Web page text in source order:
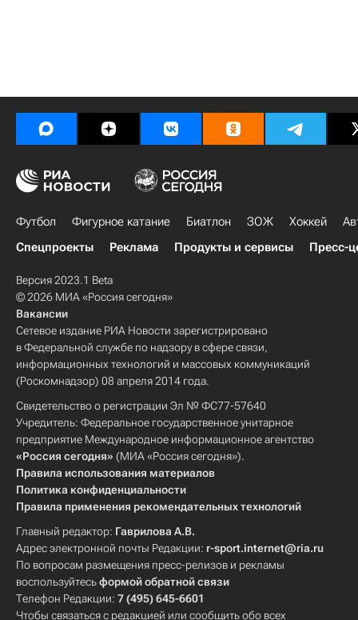
Футбол Фигурное катание Биатлон ЗОЖ Хоккей
Спецпроекты
Реклама Продукты и сервисы Пресс-
Версия 2023.1 Beta
© 2026 МИА «Россия сегодня»
Вакансии
Сетевое издание РИА Новости зарегистрировано
в Федеральной службе по надзору в сфере связи,
информационных технологий и массовых коммуникаций
(Роскомнадзор) 08 апреля 2014 года.
Свидетельство о регистрации Эл № ФС77-57640
Учредитель: Федеральное государственное унитарное
предприятие Международное информационное агентство
«Россия сегодня» (МИА «Россия сегодня»).
Правила использования материалов
Политика конфиденциальности
Правила применения рекомендательных технологий
Главный редактор: Гаврилова А.В.
Адрес электронной почты Редакции: r-sport.internet@ria.ru
По вопросам размещения пресс-релизов и рекламы
воспользуйтесьформой обратной связи
Телефон Редакции: 7 (495) 645-6601
Чтобы связаться с редакцией или сообщить обо всех